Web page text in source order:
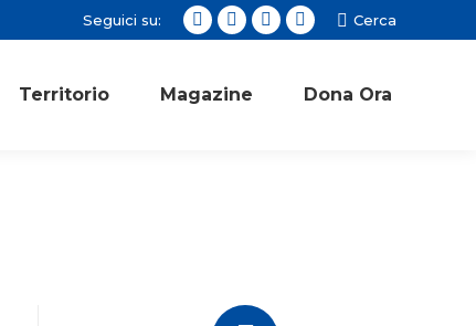
Seguici su:
Facebook
opens
Twitter
opens
Instagram
opens
YouTube
opens
Cerca:
Cerca
Territorio Magazine Dona Ora